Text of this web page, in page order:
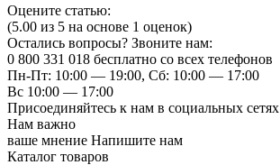
Оцените статью:
(5.00 из 5 на основе 1 оценок)
Остались вопросы? Звоните нам:
0 800 331 018 бесплатно со всех телефонов
Пн-Пт: 10:00 — 19:00, Сб: 10:00 — 17:00
Вс 10:00 — 17:00
Присоединяйтесь к нам в социальных сетях
Нам важно
ваше мнение Напишите нам
Каталог товаров